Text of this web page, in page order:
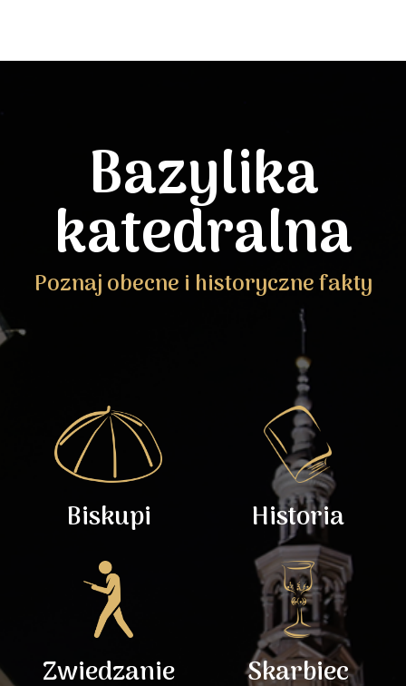
Bazylika
katedralna
Poznaj obecne i historyczne fakty
Biskupi Historia
Zwiedzanie Skarbiec